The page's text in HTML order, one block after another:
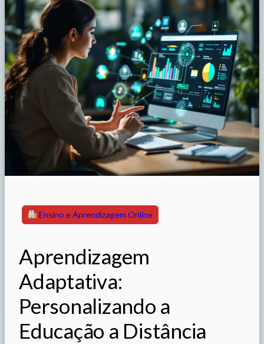
Ensino e Aprendizagem Online
Aprendizagem
Adaptativa:
Personalizando a
Educação a Distância